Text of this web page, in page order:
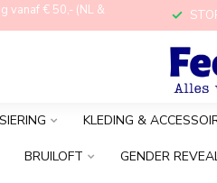
vanaf € 50,- (NL &
KLEDING &
BRUILOFT GENDER